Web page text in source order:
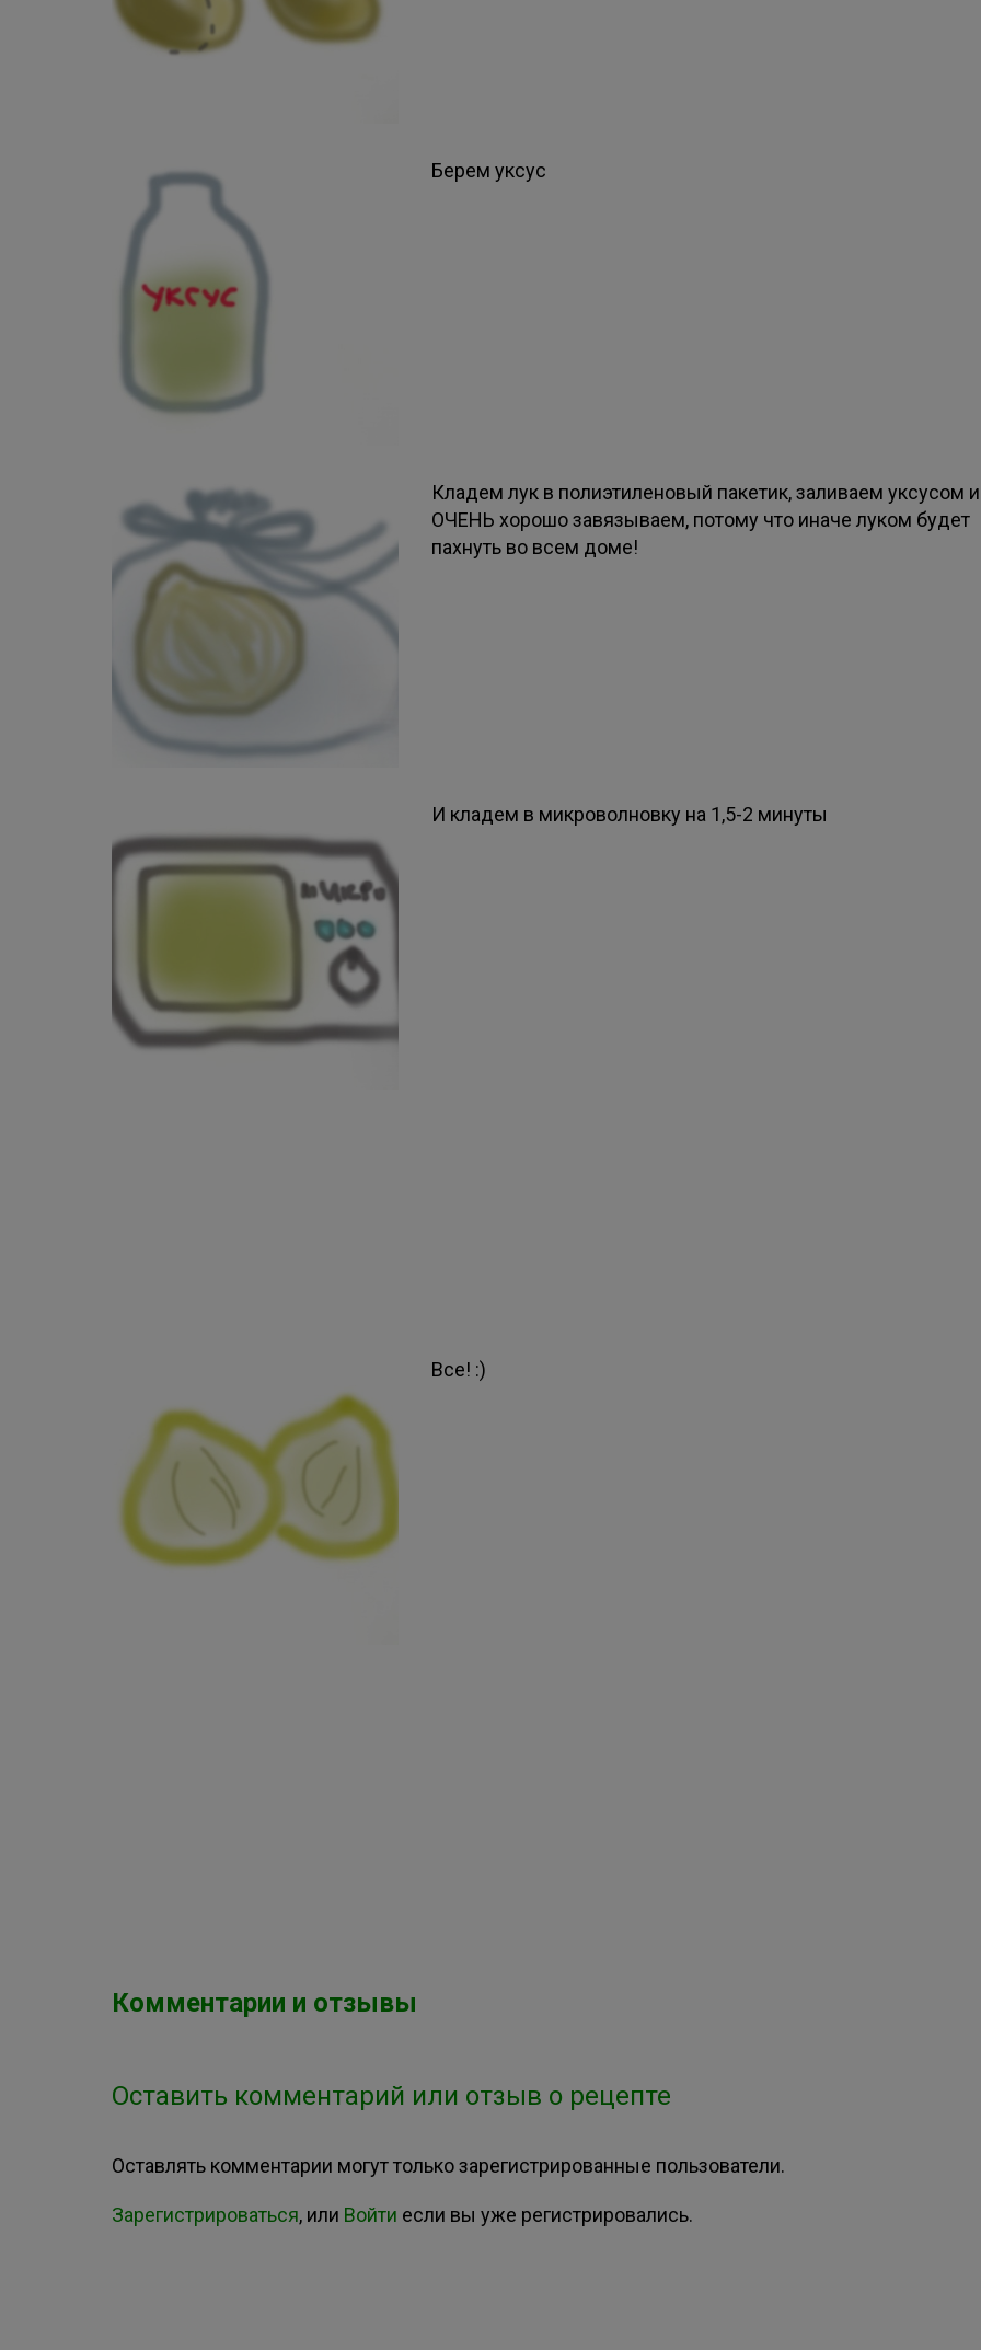
Берем уксус
Кладем лук в полиэтиленовый пакетик, заливаем уксусом и
ОЧЕНЬ хорошо завязываем, потому что иначе луком будет
пахнуть во всем доме!
И кладем в микроволновку на 1,5-2 минуты
Все! :)
Комментарии и отзывы
Оставить комментарий или отзыв о рецепте
Оставлять комментарии могут только зарегистрированные пользователи.
Зарегистрироваться, или Войти если вы уже регистрировались.